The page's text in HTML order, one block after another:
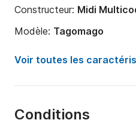
Constructeur: Midi
Modèle: Tagomago
Année:
1986 (Rénové en
Nombre de couchages:
Voir toutes les
Conditions